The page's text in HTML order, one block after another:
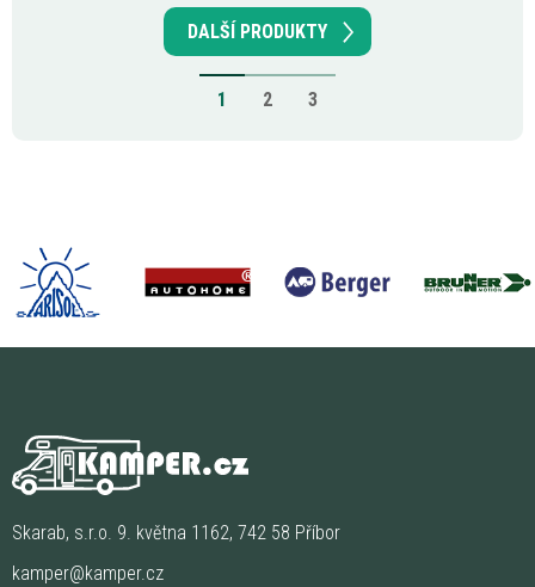
DALŠÍ PRODUKTY
1 2 3
Skarab, s.r.o. 9. května 1162, 742 58 Příbor
kamper@kamper.cz